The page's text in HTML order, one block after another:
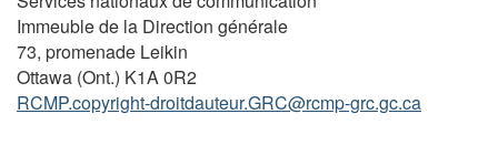
Immeuble de la Direction générale
73, promenade Leikin
Ottawa (Ont.) K1A 0R2
RCMP.copyright-droitdauteur.GRC@rcmp-grc.gc.ca